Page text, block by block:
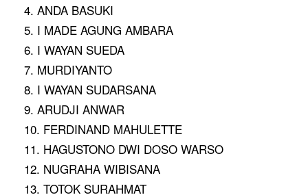
4. ANDA BASUKI
5. I MADE AGUNG AMBARA
6. I WAYAN SUEDA
7. MURDIYANTO
8. I WAYAN SUDARSANA
9. ARUDJI ANWAR
10. FERDINAND MAHULETTE
11. HAGUSTONO DWI DOSO WARSO
12. NUGRAHA WIBISANA
13. TOTOK SURAHMAT